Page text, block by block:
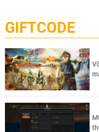
cầu, theo giấy phép
Pocketpair, Inc.
GIFTCODE